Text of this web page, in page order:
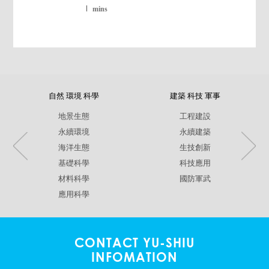
mins
自然 環境 科學
地景生態
永續環境
海洋生態
基礎科學
材料科學
應用科學
建築 科技 軍事
工程建設
永續建築
生技創新
科技應用
國防軍武
CONTACT YU-SHIU
INFOMATION